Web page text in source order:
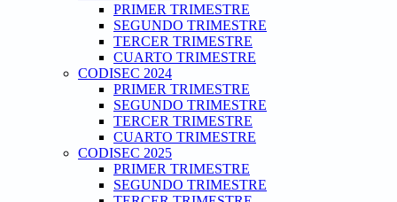
PRIMER TRIMESTRE
SEGUNDO TRIMESTRE
TERCER TRIMESTRE
CUARTO TRIMESTRE
CODISEC 2024
PRIMER TRIMESTRE
SEGUNDO TRIMESTRE
TERCER TRIMESTRE
CUARTO TRIMESTRE
CODISEC 2025
PRIMER TRIMESTRE
SEGUNDO TRIMESTRE